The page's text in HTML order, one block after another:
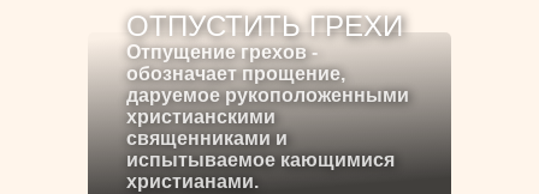
ОТПУСТИТЬ ГРЕХИ
Отпущение грехов -
обозначает прощение,
даруемое рукоположенными
христианскими
священниками и
испытываемое кающимися
христианами.